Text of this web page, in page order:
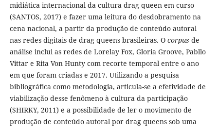
midiática internacional da cultura drag queen em curso
(SANTOS, 2017) e fazer uma leitura do desdobramento na
cena nacional, a partir da produção de conteúdo autoral
nas redes digitais de drag queens brasileiras. O corpus de
análise inclui as redes de Lorelay Fox, Gloria Groove, Pabllo
Vittar e Rita Von Hunty com recorte temporal entre o ano
em que foram criadas e 2017. Utilizando a pesquisa
bibliográfica como metodologia, articula-se a efetividade de
viabilização desse fenômeno à cultura da participação
(SHIRKY, 2011) e a possibilidade de ler o movimento de
produção de conteúdo autoral por drag queens sob uma